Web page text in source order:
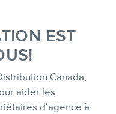
EST
Canada,
aider les
d’agence à